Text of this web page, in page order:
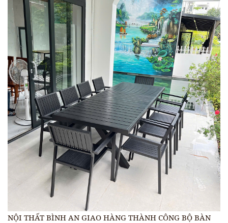
NỘI THẤT BÌNH AN GIAO HÀNG THÀNH CÔNG BỘ BÀN